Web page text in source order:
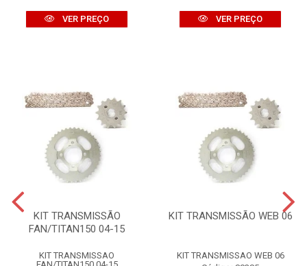
VER PREÇO VER PREÇO
KIT TRANSMISSÃO
FAN/TITAN150 04-15
KIT TRANSMISSAO
KIT TRANSMISSÃO WEB 06
KIT TRANSMISSAO WEB 06